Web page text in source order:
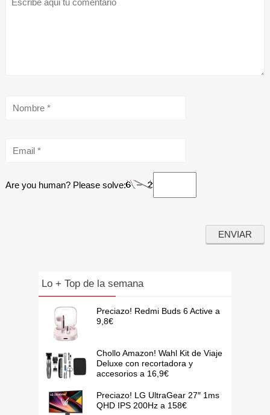
Are you human? Please solve:
Lo + Top de la semana
Preciazo! Redmi Buds 6 Active a
9,8€
Chollo Amazon! Wahl Kit de Viaje
Deluxe con recortadora y
accesorios a 16,9€
Preciazo! LG UltraGear 27″ 1ms
QHD IPS 200Hz a 158€